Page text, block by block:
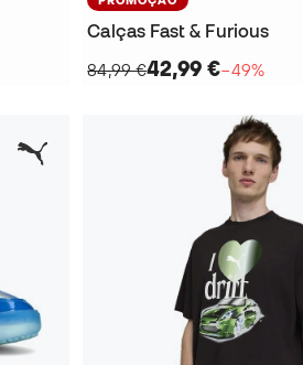
Calças Fast & Furious
84,99 €42,99 €−49%